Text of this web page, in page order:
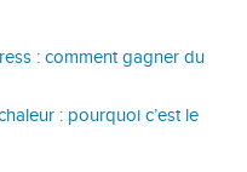
: comment gagner du
: pourquoi c’est le